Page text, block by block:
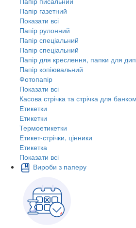
Папір газетний
Показати всі
Папір рулонний
Папір спеціальний
Папір спеціальний
Папір для креслення, папки для
Папір копіювальний
Фотопапір
Показати всі
Касова стрічка та стрічка для
Етикетки
Етикетки
Термоетикетки
Етикет-стрічки, цінники
Етикетка
Показати всі
Вироби з паперу